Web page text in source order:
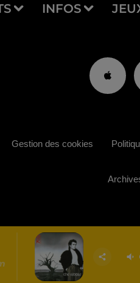
INFOS
Gestion des cookies